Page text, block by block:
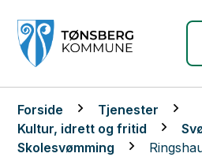
Du er her:
Forside
Tjenester
Kultur, idrett og fritid
Skolesvømming